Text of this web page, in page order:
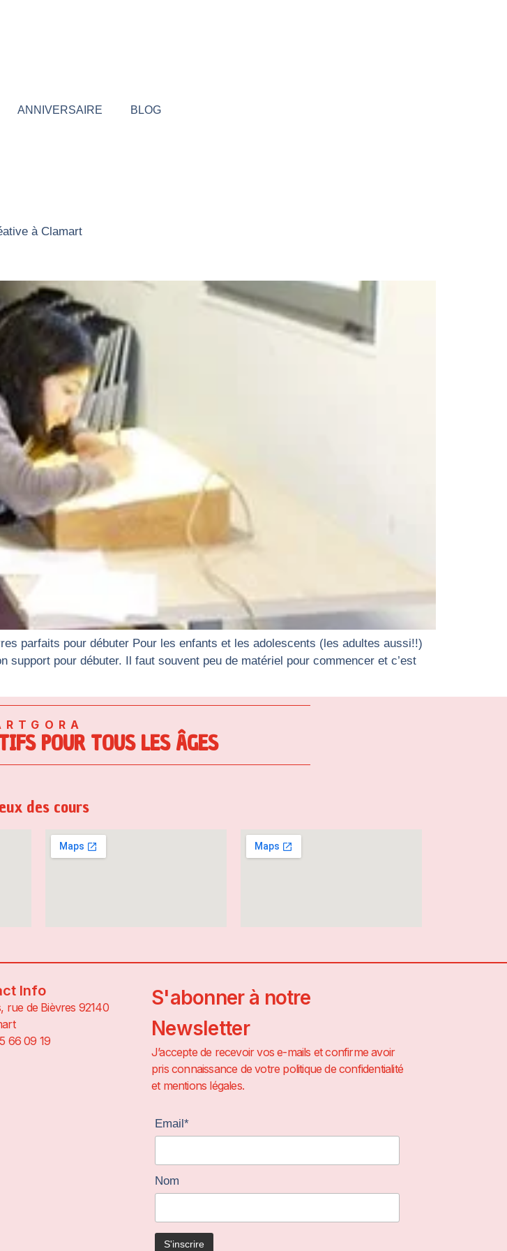
ANNIVERSAIRE BLOG
à Clamart
parfaits pour débuter Pour les enfants et les adolescents (les adultes aussi!!)
pour débuter. Il faut souvent peu de matériel pour commencer et c’est
POUR TOUS LES ÂGES
des cours
Info
rue de Bièvres 92140
66 09 19
S'abonner à notre
Newsletter
J’accepte de recevoir vos e-mails et confirme avoir
pris connaissance de votre politique de confidentialité
et mentions légales.
Email*
Nom